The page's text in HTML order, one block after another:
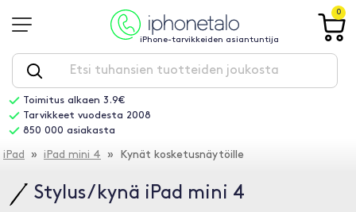
iPhone-tarvikkeiden asiantuntija
0
Toimitus alkaen 3.9€
Tarvikkeet vuodesta 2008
850 000 asiakasta
iPad » iPad mini 4 » Kynät kosketusnäytöille
Stylus / kynä iPad mini 4